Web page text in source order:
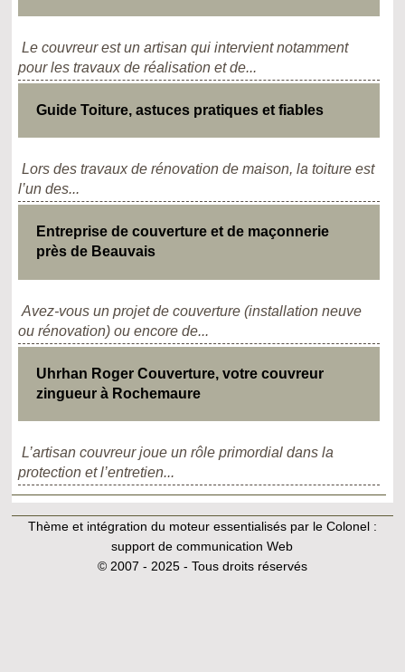
Le couvreur est un artisan qui intervient notamment
pour les travaux de réalisation et de...
Guide Toiture, astuces pratiques et fiables
Lors des travaux de rénovation de maison, la toiture est
l’un des...
Entreprise de couverture et de maçonnerie
près de Beauvais
Avez-vous un projet de couverture (installation neuve
ou rénovation) ou encore de...
Uhrhan Roger Couverture, votre couvreur
zingueur à Rochemaure
L’artisan couvreur joue un rôle primordial dans la
protection et l’entretien...
Thème et intégration du moteur essentialisés par le Colonel :
support de communication Web
© 2007 - 2025 - Tous droits réservés